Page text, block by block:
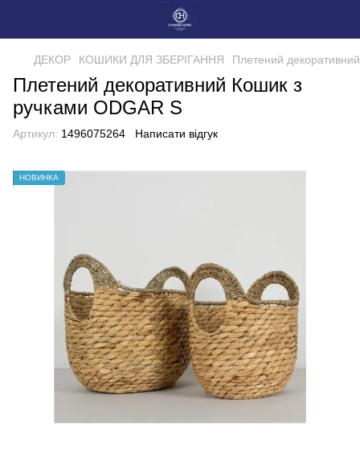
ДЕКОР КОШИКИ ДЛЯ ЗБЕРІГАННЯ Плетений
Плетений декоративний Кошик з
ручками ODGAR S
Артикул: 1496075264 Написати відгук
НОВИНКА